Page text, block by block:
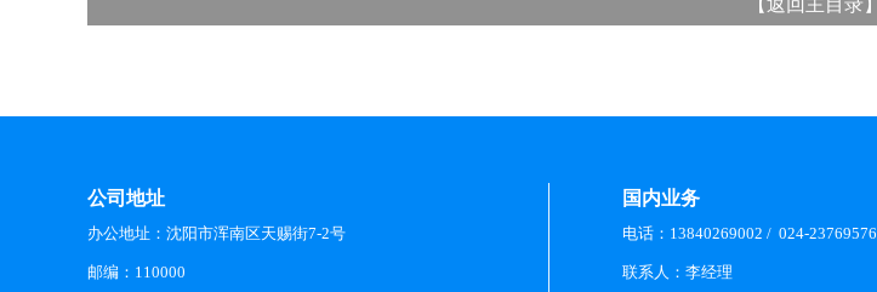
【返回主目录 】
公司地址
办公地址：沈阳市浑南区天赐街7-2号
邮编：110000
国内业务
电话：13840269002 / 024-23769576
联系人：李经理